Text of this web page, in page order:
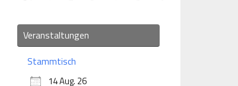
Veranstaltungen
Stammtisch
14 Aug. 26